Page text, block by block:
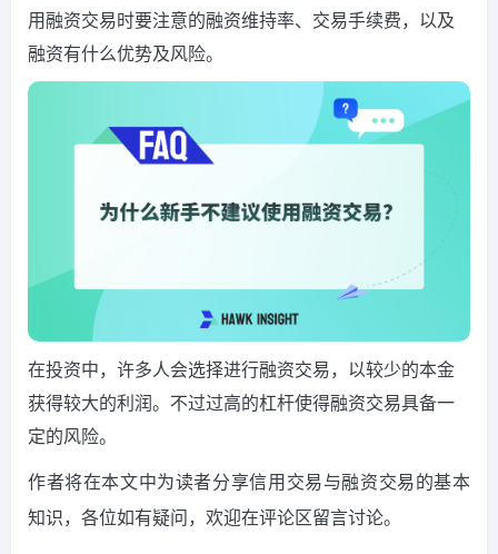
用融资交易时要注意的融资维持率、交易手续费，以及
融资有什么优势及风险。
在投资中，许多人会选择进行融资交易，以较少的本金
获得较大的利润。不过过高的杠杆使得融资交易具备一
定的风险。
作者将在本文中为读者分享信用交易与融资交易的基本
知识，各位如有疑问，欢迎在评论区留言讨论。